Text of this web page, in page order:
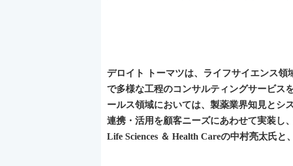
デロイト トーマツは、ライフサイエンス
で多様な工程のコンサルティングサービス
ールス領域においては、製薬業界知見とシ
連携・活用を顧客ニーズにあわせて実装し
Life Sciences ＆ Health Careの中村亮太氏と